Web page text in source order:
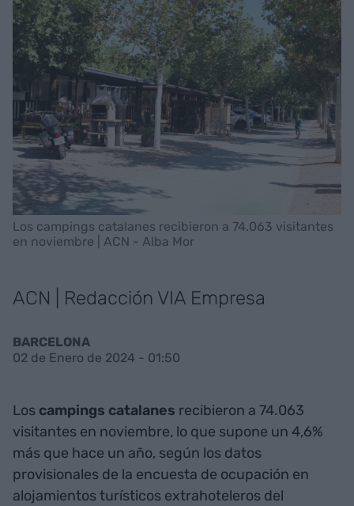
Los campings catalanes recibieron a 74.063 visitantes
en noviembre | ACN - Alba Mor
ACN | Redacción VIA Empresa
BARCELONA
02 de Enero de 2024 - 01:50
Los campings catalanes recibieron a 74.063
visitantes en noviembre, lo que supone un 4,6%
más que hace un año, según los datos
provisionales de la encuesta de ocupación en
alojamientos turísticos extrahoteleros del